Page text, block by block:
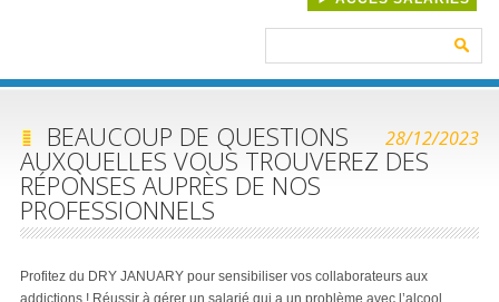
28/12/2023
BEAUCOUP DE QUESTIONS
AUXQUELLES VOUS TROUVEREZ DES
RÉPONSES AUPRÈS DE NOS
PROFESSIONNELS
Profitez du DRY JANUARY pour sensibiliser vos collaborateurs aux
addictions ! Réussir à gérer un salarié qui a un problème avec l’alcool